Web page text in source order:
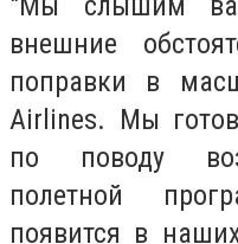
внешние
поправки в
Airlines. Мы
по поводу
полетной
появится в